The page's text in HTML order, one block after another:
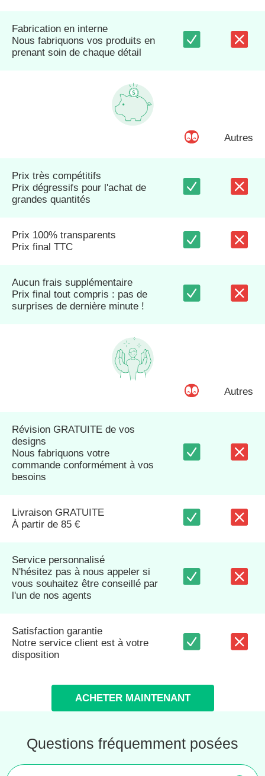
Fabrication en interne
Nous fabriquons vos produits en
prenant soin de chaque détail
Autres
Prix très compétitifs
Prix dégressifs pour l'achat de
grandes quantités
Prix 100% transparents
Prix final TTC
Aucun frais supplémentaire
Prix final tout compris : pas de
surprises de dernière minute !
Autres
Révision GRATUITE de vos
designs
Nous fabriquons votre
commande conformément à vos
besoins
Livraison GRATUITE
À partir de 85 €
Service personnalisé
N'hésitez pas à nous appeler si
vous souhaitez être conseillé par
l'un de nos agents
Satisfaction garantie
Notre service client est à votre
disposition
ACHETER MAINTENANT
Questions fréquemment posées